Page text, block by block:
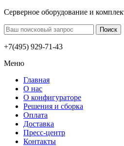
Серверное оборудование и
+7(495) 929-71-43
Меню
Главная
О нас
О конфигураторе
Решения и сборка
Оплата
Доставка
Пресс-центр
Контакты